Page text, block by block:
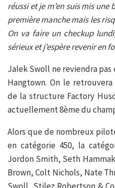
réussi et je m’en suis mis une
première manche mais les
On va faire un checkup
sérieux et j’espère revenir en
Jalek Swoll ne reviendra pas
Hangtown. On le
de la structure Factory
actuellement 8ème du
Alors que de nombreux
en catégorie 450, la
Jordon Smith, Seth
Brown, Colt Nichols, Nate